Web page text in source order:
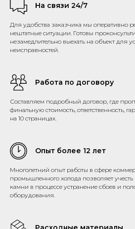
На связи 24/7
Для удобства заказчика мы оперативно
нештатные ситуации. Готовы
незамедлительно выехать на объект для
неисправностей.
Работа по договору
Составляем подробный договор, где
финальную стоимость, ответственность,
на 10 страницах.
Опыт более 12 лет
Многолетний опыт работы в сфере
промышленного холода позволяет
камни в процессе устранение сбоев и
оборудования.